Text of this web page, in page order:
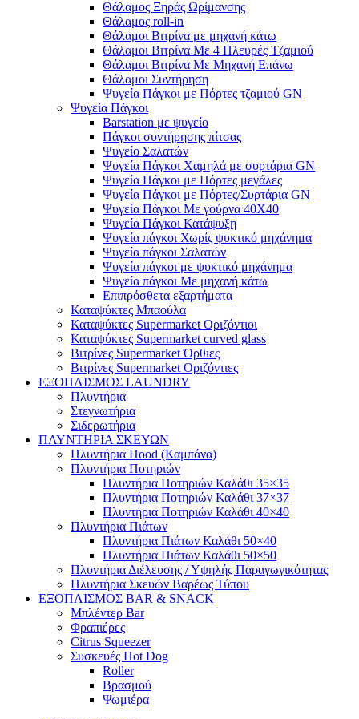
Θάλαμος Ξηράς Ωρίμανσης
Θάλαμος roll-in
Θάλαμοι Βιτρίνα με μηχανή κάτω
Θάλαμοι Βιτρίνα Με 4 Πλευρές Τζαμιού
Θάλαμοι Βιτρίνα Με Μηχανή Επάνω
Θάλαμοι Συντήρηση
Ψυγεία Πάγκοι με Πόρτες τζαμιού GN
Ψυγεία Πάγκοι
Barstation με ψυγείο
Πάγκοι συντήρησης πίτσας
Ψυγείο Σαλατών
Ψυγεία Πάγκοι Χαμηλά με συρτάρια GN
Ψυγεία Πάγκοι με Πόρτες μεγάλες
Ψυγεία Πάγκοι με Πόρτες/Συρτάρια GN
Ψυγεία Πάγκοι Με γούρνα 40Χ40
Ψυγεία Πάγκοι Κατάψυξη
Ψυγεία πάγκοι Χωρίς ψυκτικό μηχάνημα
Ψυγεία πάγκοι Σαλατών
Ψυγεία πάγκοι με ψυκτικό μηχάνημα
Ψυγεία πάγκοι Με μηχανή κάτω
Επιπρόσθετα εξαρτήματα
Καταψύκτες Μπαούλα
Καταψύκτες Supermarket Οριζόντιοι
Καταψύκτες Supermarket curved glass
Βιτρίνες Supermarket Όρθιες
Βιτρίνες Supermarket Οριζόντιες
ΕΞΟΠΛΙΣΜΟΣ LAUNDRY
Πλυντήρια
Στεγνωτήρια
Σιδερωτήρια
ΠΛΥΝΤΗΡΙΑ ΣΚΕΥΩΝ
Πλυντήρια Hood (Καμπάνα)
Πλυντήρια Ποτηριών
Πλυντήρια Ποτηριών Καλάθι 35×35
Πλυντήρια Ποτηριών Καλάθι 37×37
Πλυντήρια Ποτηριών Καλάθι 40×40
Πλυντήρια Πιάτων
Πλυντήρια Πιάτων Καλάθι 50×40
Πλυντήρια Πιάτων Καλάθι 50×50
Πλυντήρια Διέλευσης / Υψηλής Παραγωγικότητας
Πλυντήρια Σκευών Βαρέως Τύπου
ΕΞΟΠΛΙΣΜΟΣ BAR & SNACK
Μπλέντερ Bar
Φραπιέρες
Citrus Squeezer
Συσκευές Hot Dog
Roller
Βρασμού
Ψωμιέρα